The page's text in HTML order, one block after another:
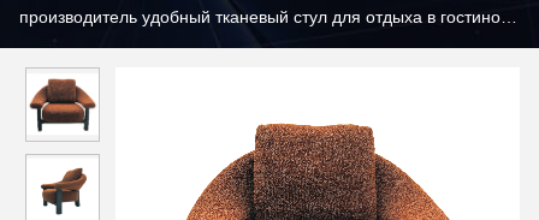
производитель удобный тканевый стул для отдыха в гостиной